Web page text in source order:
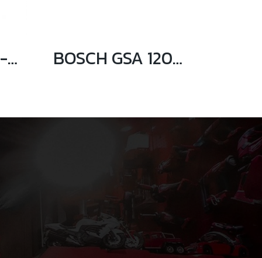
BOSCH GDM 13-34 เครื่องตัดหินอ่อน 1300 วัตต์ (ไม่มีสายน้ำ) BOSCH GSA 120 เลื่อยชักอเนกประสงค์ 1200 วัตต์